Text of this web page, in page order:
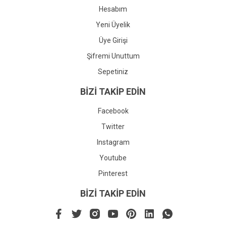
Hesabım
Yeni Üyelik
Üye Girişi
Şifremi Unuttum
Sepetiniz
BİZİ TAKİP EDİN
Facebook
Twitter
Instagram
Youtube
Pinterest
BİZİ TAKİP EDİN